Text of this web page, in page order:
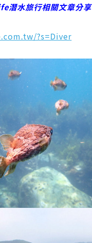
潛水旅行相關文章分享
?s=Diver